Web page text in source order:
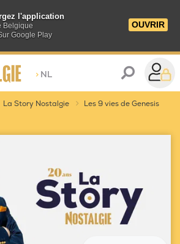
l'application
Belgique
Google Play
OUVRIR
> NL
La Story Nostalgie
Les 9 vies de Genesis